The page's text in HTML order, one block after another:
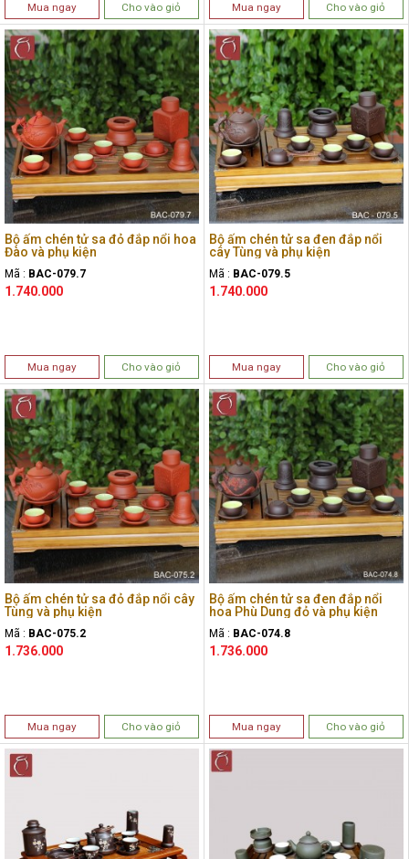
Mua ngay Cho vào giỏ Mua ngay Cho vào giỏ
Bộ ấm chén tử sa đỏ đắp nổi hoa
Đào và phụ kiện
Mã : BAC-079.7
1.740.000
Mua ngay Cho vào giỏ
Bộ ấm chén tử sa đen đắp nổi
cây Tùng và phụ kiện
Mã : BAC-079.5
1.740.000
Mua ngay Cho vào giỏ
Bộ ấm chén tử sa đỏ đắp nổi cây
Tùng và phụ kiện
Mã : BAC-075.2
1.736.000
Mua ngay Cho vào giỏ
Bộ ấm chén tử sa đen đắp nổi
hoa Phù Dung đỏ và phụ kiện
Mã : BAC-074.8
1.736.000
Mua ngay Cho vào giỏ